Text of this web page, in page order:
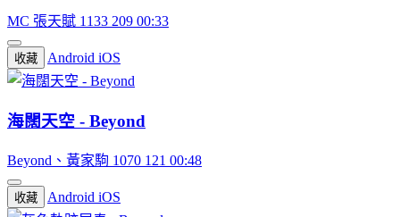
MC 張天賦 1133 209 00:33
收藏 Android iOS
海闊天空 - Beyond
Beyond、黃家駒 1070 121 00:48
收藏 Android iOS